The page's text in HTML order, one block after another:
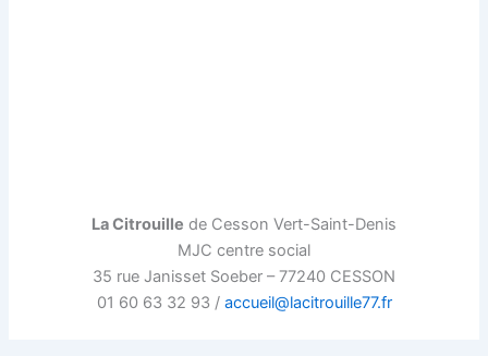
La Citrouille de Cesson Vert-Saint-Denis
MJC centre social
35 rue Janisset Soeber – 77240 CESSON
01 60 63 32 93 / accueil@lacitrouille77.fr